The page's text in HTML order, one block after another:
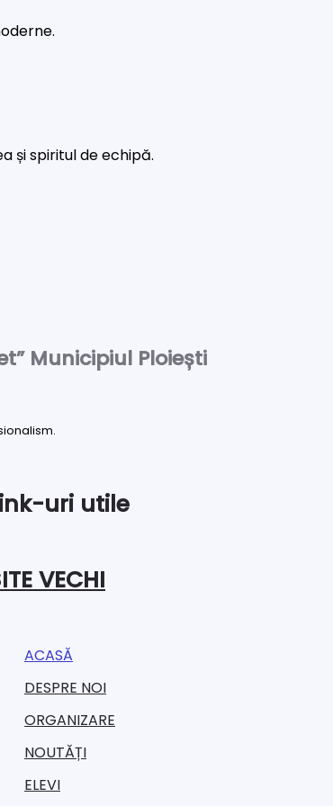
și spiritul de echipă.
Municipiul Ploiești
uri utile
VECHI
ACASĂ
DESPRE NOI
ORGANIZARE​
NOUTĂȚI
ELEVI